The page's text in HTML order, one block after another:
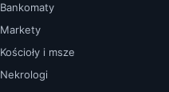
Bankomaty
Markety
Kościoły i msze
Nekrologi